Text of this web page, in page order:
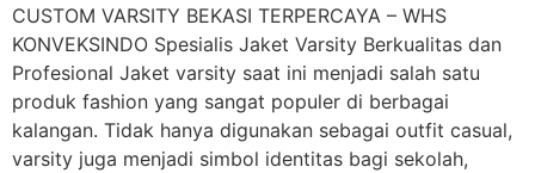
CUSTOM VARSITY BEKASI TERPERCAYA – WHS
KONVEKSINDO Spesialis Jaket Varsity Berkualitas dan
Profesional Jaket varsity saat ini menjadi salah satu
produk fashion yang sangat populer di berbagai
kalangan. Tidak hanya digunakan sebagai outfit casual,
varsity juga menjadi simbol identitas bagi sekolah,